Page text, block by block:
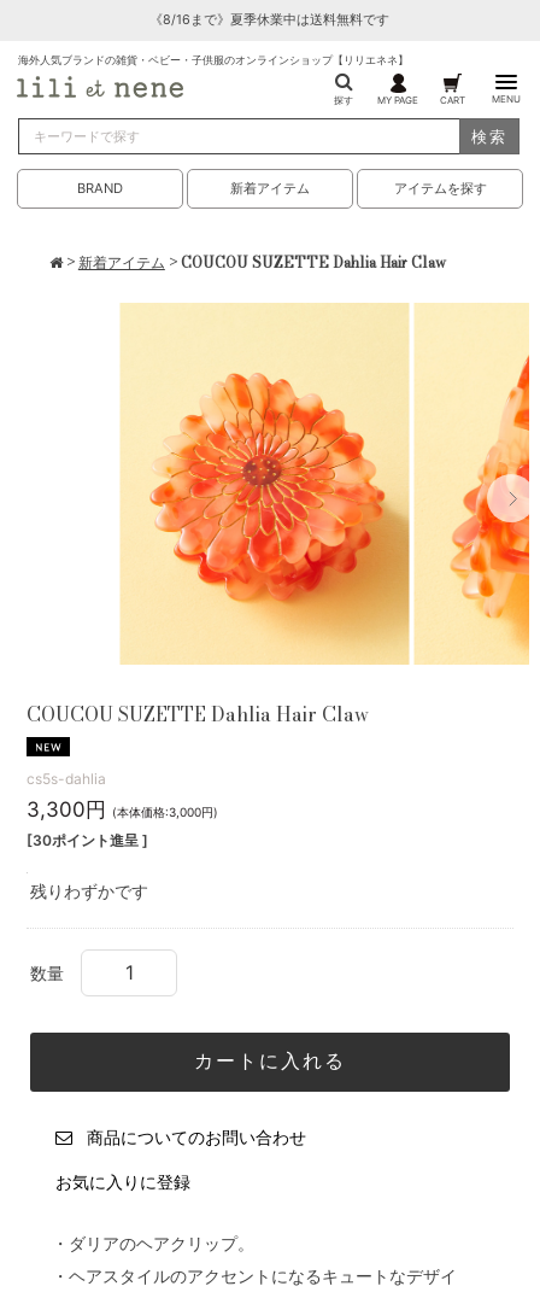
《8/16まで》夏季休業中は送料無料です
海外人気ブランドの雑貨・ベビー・子供服のオンラインショップ【リリエネネ】
探す MY PAGE CART MENU
検索
BRAND 新着アイテム アイテムを探す
>新着アイテム > COUCOU SUZETTE Dahlia Hair Claw
COUCOU SUZETTE Dahlia Hair Claw
cs5s-dahlia
3,300円 (本体価格:3,000円)
[30ポイント進呈 ]
残りわずかです
数量
商品についてのお問い合わせ
お気に入りに登録
・ダリアのヘアクリップ。
・ヘアスタイルのアクセントになるキュートなデザイ